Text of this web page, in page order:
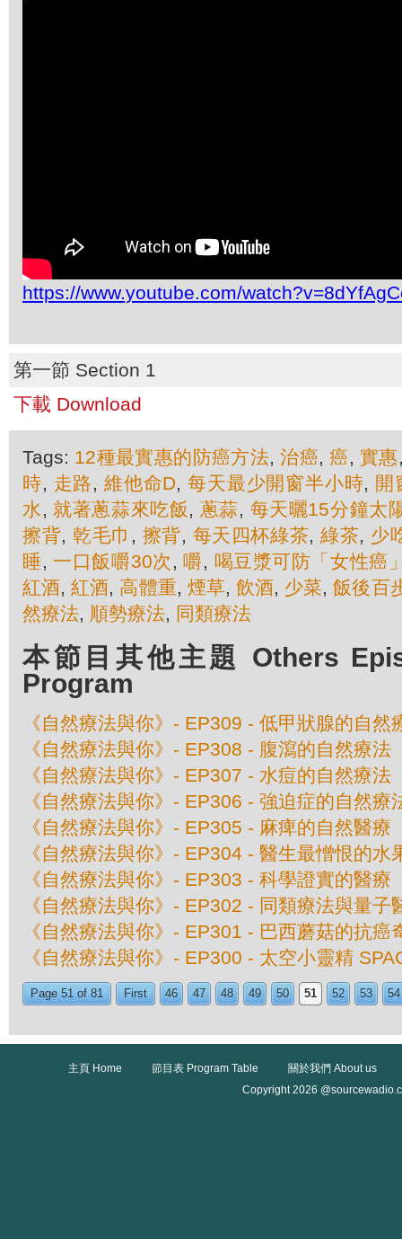
https://www.youtube.com/
第一節 Section 1
下載 Download
Tags: 12種最實惠的防癌方法,治癌,癌,實惠
時, 走路, 維他命D,每天最少開窗半小時, 開
水, 就著蔥蒜來吃飯, 蔥蒜, 每天曬15分鐘太
擦背, 乾毛巾 , 擦背, 每天四杯綠茶,綠茶, 少
睡, 一口飯嚼30次 ,嚼, 喝豆漿可防「女性癌
紅酒,紅酒, 高體重, 煙草, 飲酒, 少菜,飯後百
然療法, 順勢療法, 同類療法
本節目其他主題 Others
Program
《自然療法與你》- EP309 - 低甲狀腺的自然
《自然療法與你》- EP308 - 腹瀉的自然療法
《自然療法與你》- EP307 - 水痘的自然療法
《自然療法與你》- EP306 - 強迫症的自然療
《自然療法與你》- EP305 - 麻痺的自然醫療
《自然療法與你》- EP304 - 醫生最憎恨的水
《自然療法與你》- EP303 - 科學證實的醫療
《自然療法與你》- EP302 - 同類療法與量子
《自然療法與你》- EP301 - 巴西蘑菇的抗癌
《自然療法與你》- EP300 - 太空小靈精
Page 51 of 81 First 46 47 48 49 50 51 52 53 54
主頁 Home 節目表 Program Table
關於我們 About us
Copyright 2026